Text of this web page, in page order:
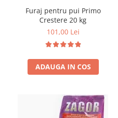
Furaj pentru pui Primo
Crestere 20 kg
101,00 Lei
ADAUGA IN COS